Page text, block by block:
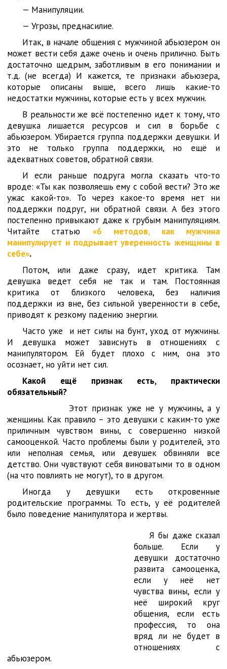
— Манипуляции.
— Угрозы, преднасилие.
Итак, в начале общения с мужчиной абьюзером он
может вести себя даже очень и очень прилично. Быть
достаточно щедрым, заботливым в его понимании и
т.д. (не всегда) И кажется, те признаки абьюзера,
которые описаны выше, всего лишь какие-то
недостатки мужчины, которые есть у всех мужчин.
В реальности же всё постепенно идет к тому, что
девушка лишается ресурсов и сил в борьбе с
абьюзером. Убирается группа поддержки девушки. И
это не только группа поддержки, но ещё и
адекватных советов, обратной связи.
И если раньше подруга могла сказать что-то
вроде: «Ты как позволяешь ему с собой вести? Это же
ужас какой-то». То через какое-то время нет ни
поддержки подруг, ни обратной связи. А без этого
постепенно привыкают даже к грубым манипуляциям.
Читайте статью «6 методов, как мужчина
манипулирует и подрывает уверенность женщины в
себе».
Потом, или даже сразу, идет критика. Там
девушка ведет себя не так и там. Постоянная
критика от близкого человека, без наличия
поддержки из вне, без сильной уверенности в себе,
приводят к резкому падению энергии.
Часто уже и нет силы на бунт, уход от мужчины.
И девушка может зависнуть в отношениях с
манипулятором. Ей будет плохо с ним, она это
осознает, но уйти нет сил.
Какой ещё признак есть, практически
обязательный?
Этот признак уже не у мужчины, а у
женщины. Как правило – это девушки с каким-то уже
приличным чувством вины, с совершенно низкой
самооценкой. Часто проблемы были у родителей, это
или неполная семья, или девушек обвиняли все
детство. Они чувствуют себя виноватыми то в одном
(на что повлиять не могут), то в другом.
Иногда у девушки есть откровенные
родительские программы. То есть, у её родителей
было поведение манипулятора и жертвы.
Я бы даже сказал
больше. Если у
девушки достаточно
развита самооценка,
если у неё нет
чувства вины, если у
неё широкий круг
общения, если есть
профессия, то она
вряд ли не будет в
отношениях с
абьюзером.